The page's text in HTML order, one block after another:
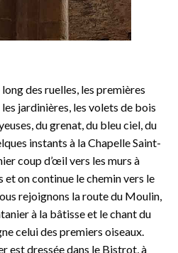
des ruelles, les premières
jardinières, les volets de bois
du grenat, du bleu ciel, du
instants à la Chapelle Saint-
coup d’œil vers les murs à
on continue le chemin vers le
rejoignons la route du Moulin,
à la bâtisse et le chant du
celui des premiers oiseaux.
est dressée dans le Bistrot, à